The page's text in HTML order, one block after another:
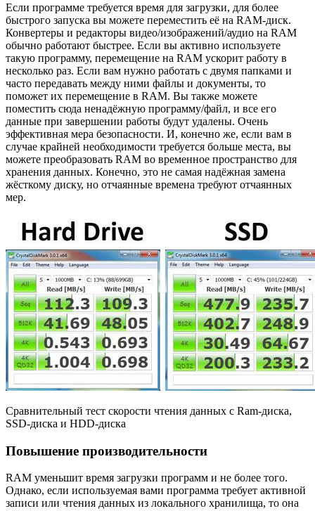
Если программе требуется время для загрузки, для более
быстрого запуска вы можете переместить её на RAM-диск.
Конвертеры и редакторы видео/изображений/аудио на RAM
обычно работают быстрее. Если вы активно используете
такую программу, перемещение на RAM ускорит работу в
несколько раз. Если вам нужно работать с двумя папками и
часто передавать между ними файлы и документы, то
поможет их перемещение в RAM. Вы также можете
поместить сюда ненадёжную программу/файл, и все его
данные при завершении работы будут удалены. Очень
эффективная мера безопасности. И, конечно же, если вам в
случае крайней необходимости требуется больше места, вы
можете преобразовать RAM во временное пространство для
хранения данных. Конечно, это не самая надёжная замена
жёсткому диску, но отчаянные времена требуют отчаянных
мер.
Сравнительный тест скорости чтения данных с Ram-диска,
SSD-диска и HDD-диска
Повышение производительности
RAM уменьшит время загрузки программ и не более того.
Однако, если используемая вами программа требует активной
записи или чтения данных из локального хранилища, то она